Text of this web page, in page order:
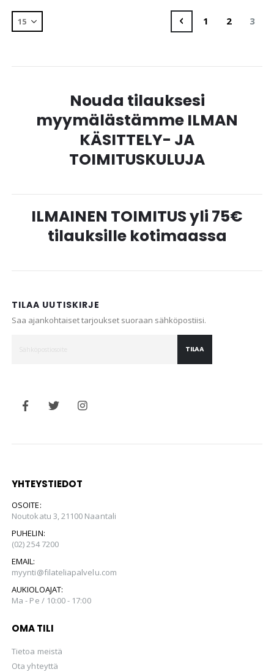
SivuSivu
Edellinen
Sivu
1 Sivu
2 3
Nouda tilauksesi
myymälästämme ILMAN
KÄSITTELY- JA
TOIMITUSKULUJA
ILMAINEN TOIMITUS yli 75€
tilauksille kotimaassa
TILAA UUTISKIRJE
Saa ajankohtaiset tarjoukset suoraan sähköpostiisi.
TILAA
YHTEYSTIEDOT
OSOITE:
Noutokatu 3, 21100 Naantali
PUHELIN:
(02) 254 7200
EMAIL:
myynti@filateliapalvelu.com
AUKIOLOAJAT:
Ma - Pe / 10:00 - 17:00
OMA TILI
Tietoa meistä
Ota yhteyttä